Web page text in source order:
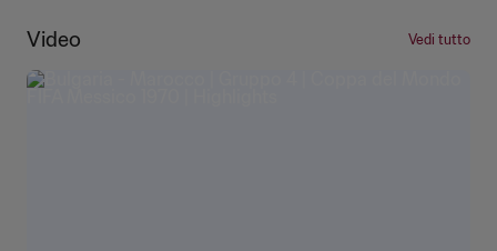
Video Vedi tutto